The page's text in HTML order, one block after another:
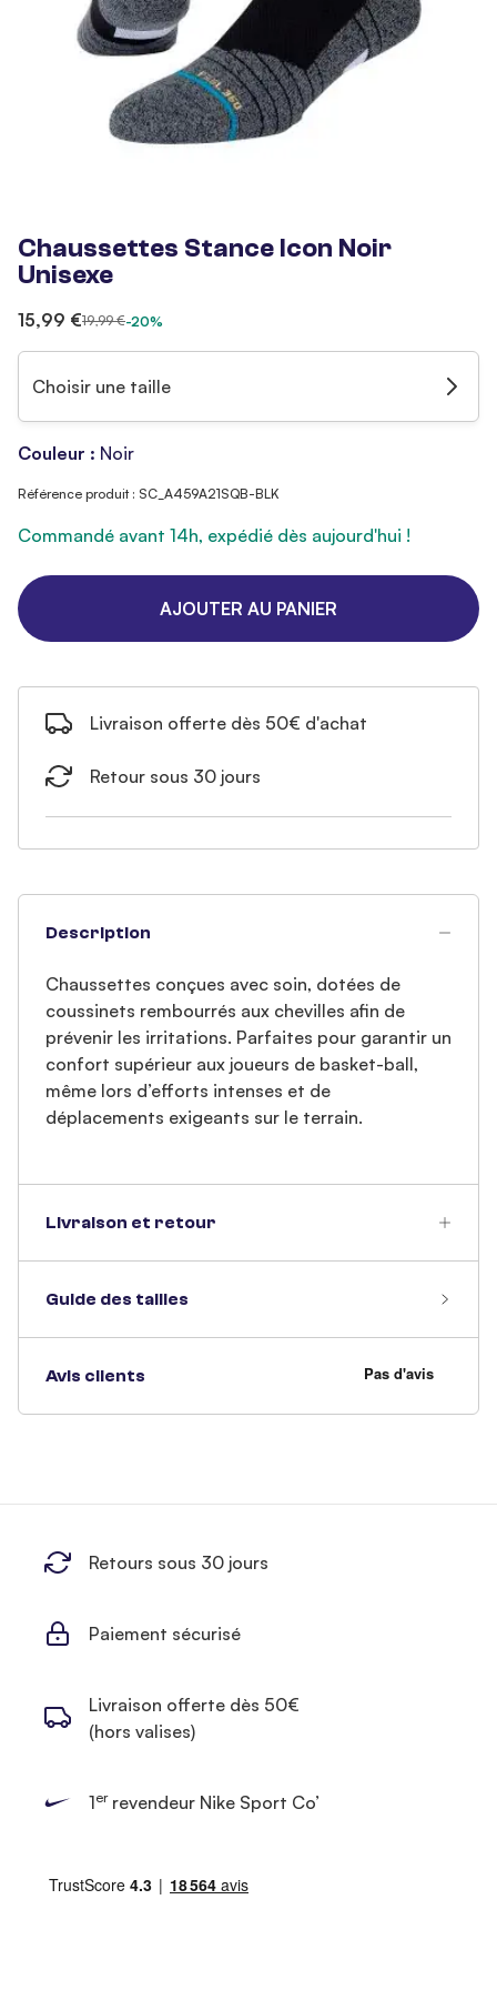
Chaussettes Stance Icon Noir
Unisexe
15,99 €19,99 €-20%
Choisir une taille
Couleur : Noir
Référence produit : SC_A459A21SQB-BLK
Commandé avant 14h, expédié dès aujourd'hui !
AJOUTER AU PANIER
Livraison offerte dès 50€ d'achat
Retour sous 30 jours
Description
Chaussettes conçues avec soin, dotées de
coussinets rembourrés aux chevilles afin de
prévenir les irritations. Parfaites pour garantir un
confort supérieur aux joueurs de basket-ball,
même lors d’efforts intenses et de
déplacements exigeants sur le terrain.
Livraison et retour
Guide des tailles
Avis clients
Retours sous 30 jours
Paiement sécurisé
Livraison offerte dès 50€
(hors valises)
1errevendeur Nike Sport Co’